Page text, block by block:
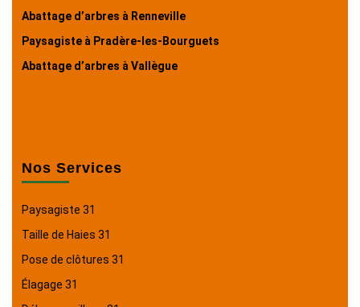
Abattage d’arbres à Renneville
Paysagiste à Pradère-les-Bourguets
Abattage d’arbres à Vallègue
Nos Services
Paysagiste 31
Taille de Haies 31
Pose de clôtures 31
Élagage 31